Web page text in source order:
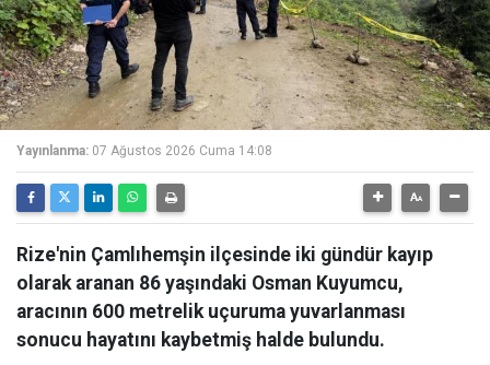
Yayınlanma: 07 Ağustos 2026 Cuma 14:08
Rize'nin Çamlıhemşin ilçesinde iki gündür kayıp
olarak aranan 86 yaşındaki Osman Kuyumcu,
aracının 600 metrelik uçuruma yuvarlanması
sonucu hayatını kaybetmiş halde bulundu.